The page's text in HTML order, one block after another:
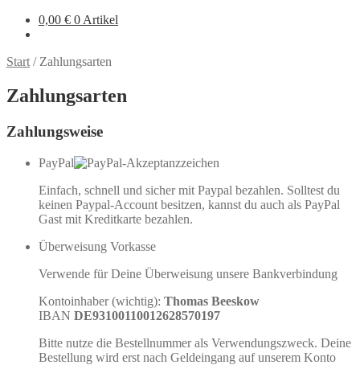
0,00 € 0 Artikel
Start / Zahlungsarten
Zahlungsarten
Zahlungsweise
PayPal
Einfach, schnell und sicher mit Paypal bezahlen. Solltest du
keinen Paypal-Account besitzen, kannst du auch als PayPal
Gast mit Kreditkarte bezahlen.
Überweisung Vorkasse
Verwende für Deine Überweisung unsere Bankverbindung
Kontoinhaber (wichtig): Thomas Beeskow
IBAN DE93100110012628570197
Bitte nutze die Bestellnummer als Verwendungszweck. Deine
Bestellung wird erst nach Geldeingang auf unserem Konto